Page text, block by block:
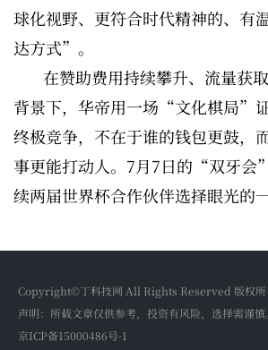
球化视野、更符合时代精神的、有
达方式”。
在赞助费用持续攀升、流量获
背景下，华帝用一场“文化棋局”
终极竞争，不在于谁的钱包更鼓，
事更能打动人。7月7日的“双牙会
续两届世界杯合作伙伴选择眼光的
Copyright©丁科技网 All Rights Reserved 版权所
声明：所载文章仅供参考，投资有风险，选择需谨慎。
京ICP备15000486号-1